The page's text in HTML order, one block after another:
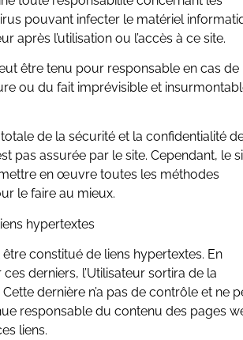
pouvant infecter le matériel
après l’utilisation ou l’accès à ce site.
être tenu pour responsable en cas de
ou du fait imprévisible et
de la sécurité et la confidentialité
pas assurée par le site. Cependant, le
mettre en œuvre toutes les méthodes
le faire au mieux.
hypertextes
être constitué de liens hypertextes. En
derniers, l’Utilisateur sortira de la
dernière n’a pas de contrôle et ne
responsable du contenu des pages
liens.